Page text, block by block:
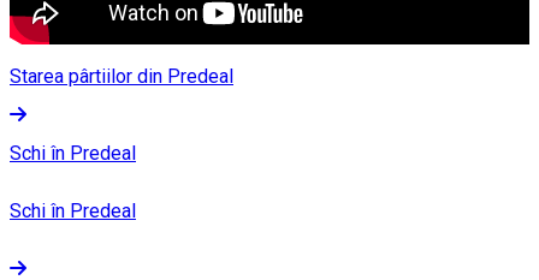
Starea pârtiilor din Predeal
Schi în Predeal
Schi în Predeal